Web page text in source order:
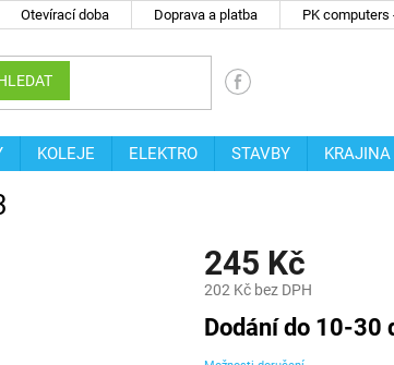
Otevírací doba Doprava a platba PK computers
KOLEJE ELEKTRO STAVBY KRAJINA
245 Kč
202 Kč bez DPH
Měrná
cena:
Dodání do 10-30